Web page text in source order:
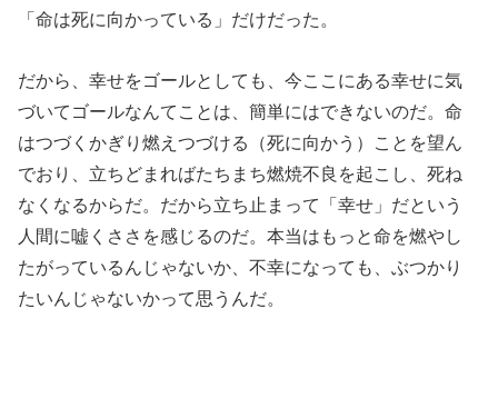
「命は死に向かっている」だけだった。
だから、幸せをゴールとしても、今ここにある幸せに気
づいてゴールなんてことは、簡単にはできないのだ。命
はつづくかぎり燃えつづける（死に向かう）ことを望ん
でおり、立ちどまればたちまち燃焼不良を起こし、死ね
なくなるからだ。だから立ち止まって「幸せ」だという
人間に嘘くささを感じるのだ。本当はもっと命を燃やし
たがっているんじゃないか、不幸になっても、ぶつかり
たいんじゃないかって思うんだ。